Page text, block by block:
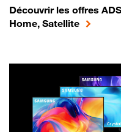
Découvrir les offres
Home, Satellite